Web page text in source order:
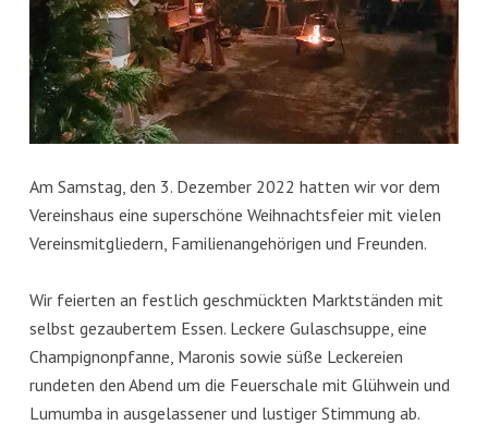
Am Samstag, den 3. Dezember 2022 hatten wir vor dem
Vereinshaus eine superschöne Weihnachtsfeier mit vielen
Vereinsmitgliedern, Familienangehörigen und Freunden.
Wir feierten an festlich geschmückten Marktständen mit
selbst gezaubertem Essen. Leckere Gulaschsuppe, eine
Champignonpfanne, Maronis sowie süße Leckereien
rundeten den Abend um die Feuerschale mit Glühwein und
Lumumba in ausgelassener und lustiger Stimmung ab.